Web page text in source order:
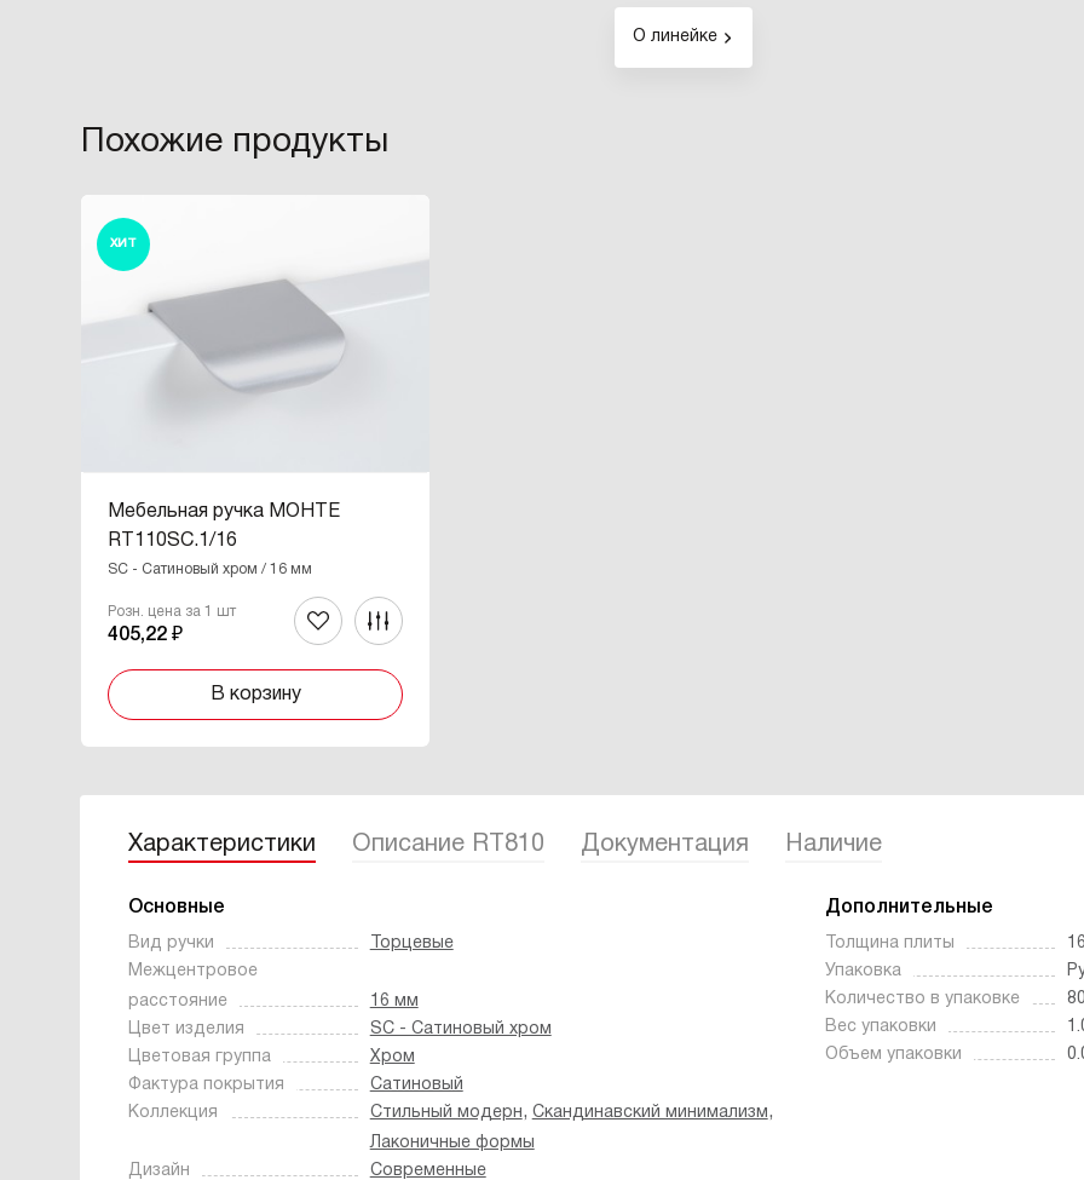
О линейке
Похожие продукты
ХИТ
Мебельная ручка МОНТЕ
RT110SC.1/16
SC - Сатиновый хром / 16 мм
Розн. цена за 1 шт
405,22 ₽
В корзину
Характеристики Описание RT810 Документация Наличие
Основные
Вид ручки
Торцевые
Межцентровое
расстояние
16 мм
Цвет изделия
SC - Сатиновый хром
Цветовая группа
Хром
Фактура покрытия
Сатиновый
Коллекция
Стильный модерн, Скандинавский минимализм,
Лаконичные формы
Дизайн
Современные
Дополнительные
Толщина плиты
Упаковка
Количество в упаковке
80
Вес упаковки
Объем упаковки